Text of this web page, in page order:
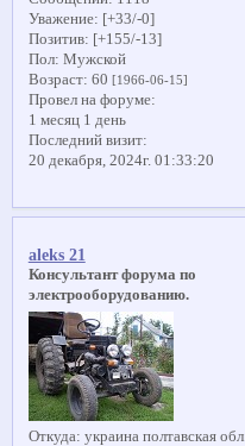
Уважение: [+33/-0]
Позитив: [+155/-13]
Пол: Мужской
Возраст: 60 [1966-06-15]
Провел на форуме:
1 месяц 1 день
Последний визит:
20 декабря, 2024г. 01:33:20
aleks 21
Консультант форума по
электрооборудованию.
Откуда: украина полтавская обл.